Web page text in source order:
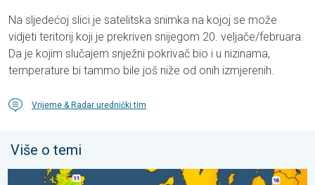
Na sljedećoj slici je satelitska snimka na kojoj se može
vidjeti teritorij koji je prekriven snijegom 20. veljače/februara.
Da je kojim slučajem snježni pokrivač bio i u nizinama,
temperature bi tammo bile još niže od onih izmjerenih.
Vrijeme & Radar urednički tim
Više o temi
Hladnije noći pred nama. Zapadna-središnja Europa. . .